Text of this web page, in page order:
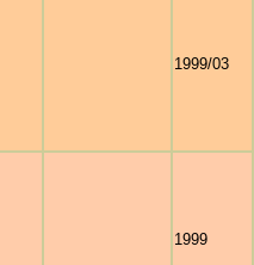
1999/03
1999